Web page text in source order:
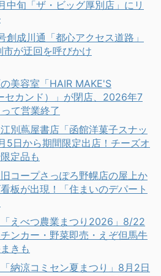
中旬「ザ・ビッグ厚別店」にリ
創成川通「都心アクセス道路」
市が迂回を呼びかけ
美容室「HAIR MAKE'S
セカンド）」が閉店、2026年7
て営業終了
江別蔦屋書店「函館洋菓子スナッ
5日から期間限定出店！チーズオ
定品も
旧コープさっぽろ野幌店の屋上か
板が出現！「住まいのデパート
「えべつ農業まつり2026」8/22
ンカー・野菜即売・えぞ但馬牛
きも
「納涼コミセン夏まつり」8月2日